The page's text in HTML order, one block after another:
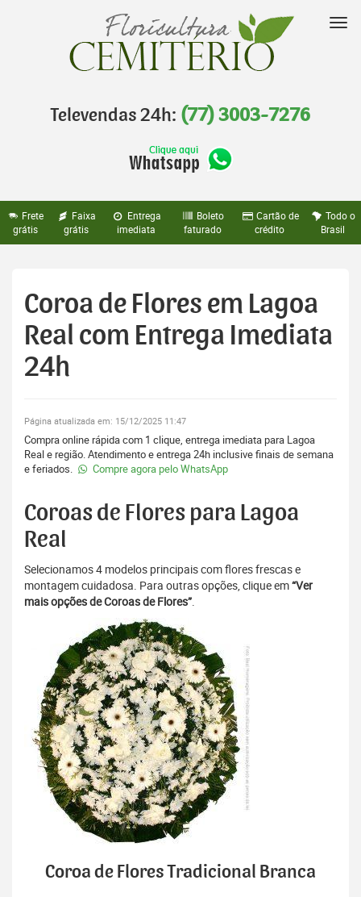
Televendas 24h: (77) 3003-7276
Frete
grátis
Faixa
grátis
Entrega
imediata
Boleto
faturado
Cartão de
crédito
Todo o
Brasil
Coroa de Flores em Lagoa
Real com Entrega Imediata
24h
Página atualizada em: 15/12/2025 11:47
Compra online rápida com 1 clique, entrega imediata para Lagoa
Real e região. Atendimento e entrega 24h inclusive finais de semana
e feriados.
Compre agora pelo WhatsApp
Coroas de Flores para Lagoa
Real
Selecionamos 4 modelos principais com flores frescas e
montagem cuidadosa. Para outras opções, clique em“Ver
mais opções de Coroas de Flores”.
Coroa de Flores Tradicional Branca